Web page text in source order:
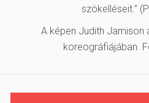
szökelléseit.”
A képen Judith Jamison
koreográfiájában.